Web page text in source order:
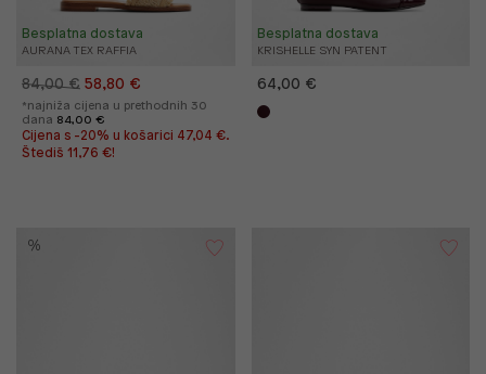
AURANA TEX RAFFIA
Besplatna dostava
84,00 € 58,80 €
*najniža cijena u prethodnih 30
dana 84,00 €
Cijena s -20% u košarici 47,04 €.
Štediš 11,76 €!
KRISHELLE SYN PATENT
Besplatna dostava
64,00 €
%